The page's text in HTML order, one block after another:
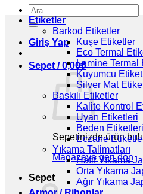
Ara:
Giriş Yap
Sepet /0,00₺
Sepetinizde ürün
Mağazaya geri dön
Sepet
Etiketler
Barkod Etiketler
Kuşe Etiketler
Eco Termal
Lamine Termal
Kuyumcu
Silver Mat
Baskılı Etiketler
Kalite Kontrol
Uyarı Etiketleri
Beden Etiketleri
Eczane
Yıkama Talimatları
Hafif Yıkama
Orta Yıkama
Ağır Yıkama